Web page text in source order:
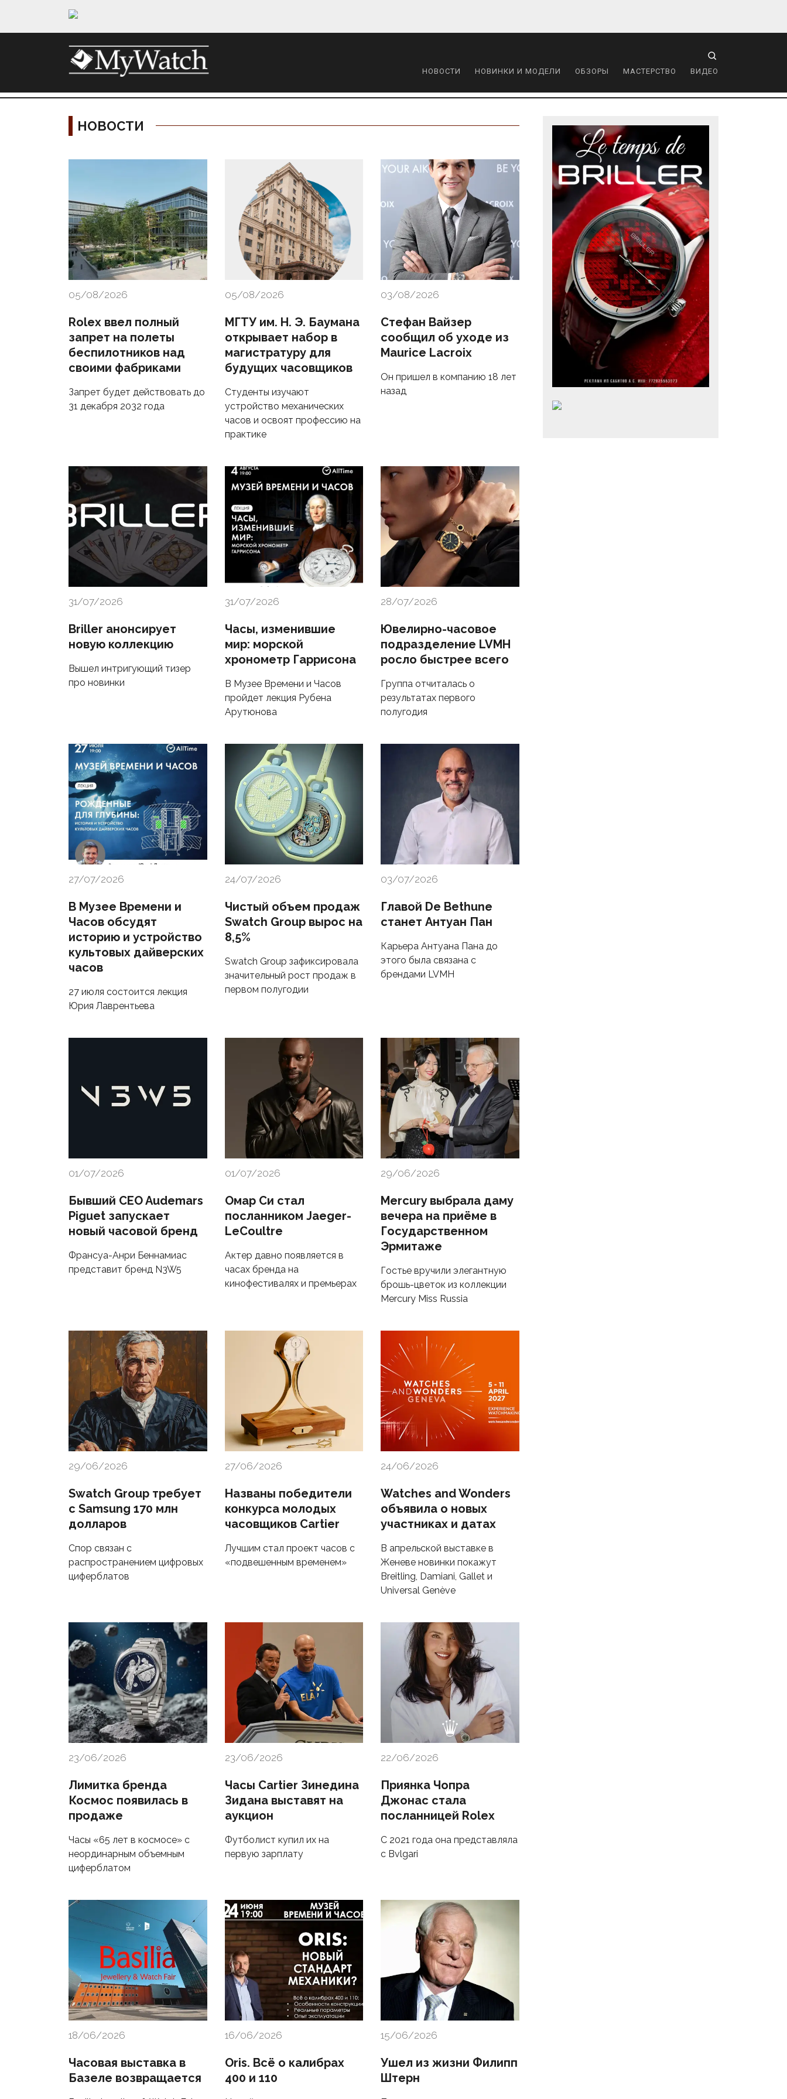
НОВОСТИ НОВИНКИ И МОДЕЛИ ОБЗОРЫ МАСТЕРСТВО ВИДЕО
НОВОСТИ
05/08/2026
Rolex ввел полный
запрет на полеты
беспилотников над
своими фабриками
Запрет будет действовать до
31 декабря 2032 года
05/08/2026
МГТУ им. Н. Э. Баумана
открывает набор в
магистратуру для
будущих часовщиков
Студенты изучают
устройство механических
часов и освоят профессию на
практике
03/08/2026
Стефан Вайзер
сообщил об уходе из
Maurice Lacroix
Он пришел в компанию 18 лет
назад
31/07/2026
Briller анонсирует
новую коллекцию
Вышел интригующий тизер
про новинки
31/07/2026
Часы, изменившие
мир: морской
хронометр Гаррисона
В Музее Времени и Часов
пройдет лекция Рубена
Арутюнова
28/07/2026
Ювелирно-часовое
подразделение LVMH
росло быстрее всего
Группа отчиталась о
результатах первого
полугодия
27/07/2026
В Музее Времени и
Часов обсудят
историю и устройство
культовых дайверских
часов
27 июля состоится лекция
Юрия Лаврентьева
24/07/2026
Чистый объем продаж
Swatch Group вырос на
8,5%
Swatch Group зафиксировала
значительный рост продаж в
первом полугодии
03/07/2026
Главой De Bethune
станет Антуан Пан
Карьера Антуана Пана до
этого была связана с
брендами LVMH
01/07/2026
Бывший CEO Audemars
Piguet запускает
новый часовой бренд
Франсуа-Анри Беннамиас
представит бренд N3W5
01/07/2026
Омар Си стал
посланником Jaeger-
LeCoultre
Актер давно появляется в
часах бренда на
кинофестивалях и премьерах
29/06/2026
Mercury выбрала даму
вечера на приёме в
Государственном
Эрмитаже
Гостье вручили элегантную
брошь-цветок из коллекции
Mercury Miss Russia
29/06/2026
Swatch Group требует
с Samsung 170 млн
долларов
Спор связан с
распространением цифровых
циферблатов
27/06/2026
Названы победители
конкурса молодых
часовщиков Cartier
Лучшим стал проект часов с
«подвешенным временем»
24/06/2026
Watches and Wonders
объявила о новых
участниках и датах
В апрельской выставке в
Женеве новинки покажут
Breitling, Damiani, Gallet и
Universal Genève
23/06/2026
Лимитка бренда
Космос появилась в
продаже
Часы «65 лет в космосе» с
неординарным объемным
циферблатом
23/06/2026
Часы Cartier Зинедина
Зидана выставят на
аукцион
Футболист купил их на
первую зарплату
22/06/2026
Приянка Чопра
Джонас стала
посланницей Rolex
С 2021 года она представляла
с Bvlgari
18/06/2026
Часовая выставка в
Базеле возвращается
16/06/2026
Oris. Всё о калибрах
400 и 110
15/06/2026
Ушел из жизни Филипп
Штерн